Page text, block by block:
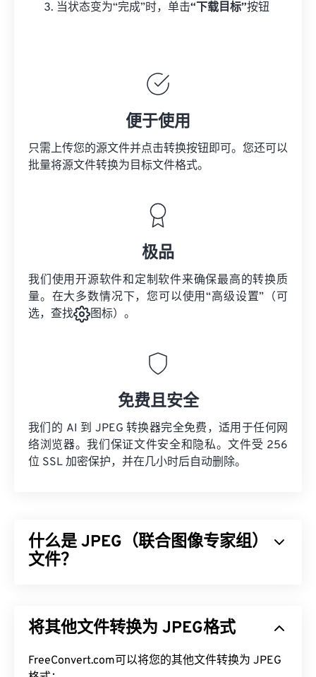
当状态变为“完成”时，单击“下载目标”按钮
便于使用
只需上传您的源文件并点击转换按钮即可。您还可以
批量将源文件转换为目标文件格式。
极品
我们使用开源软件和定制软件来确保最高的转换质
量。在大多数情况下，您可以使用“高级设置”（可
选，查找
图标）。
免费且安全
我们的 AI 到 JPEG 转换器完全免费，适用于任何网
络浏览器。我们保证文件安全和隐私。文件受 256
位 SSL 加密保护，并在几小时后自动删除。
什么是 JPEG（联合图像专家组）
文件？
广泛应用的原因。因此，JPEG 文件相对较小，非常
们的JPEG 压缩工具将文件大小减少高达 80%！
将其他文件转换为 JPEG格式
FreeConvert.com可以将您的其他文件转换为 JPEG